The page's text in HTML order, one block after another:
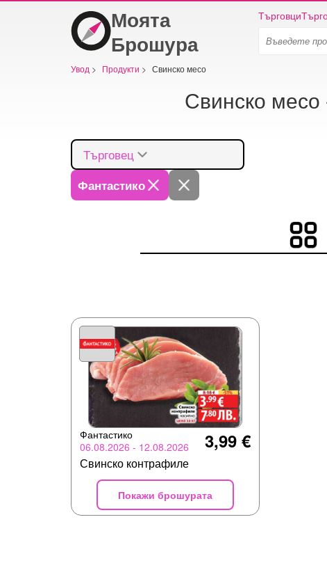
Моята
Брошура
Търговци
Увод > Продукти > Свинско месо
Свинско
Търговец
Фантастико
Фантастико
06.08.2026 - 12.08.2026
3,99 €
Свинско контрафиле
Покажи брошурата